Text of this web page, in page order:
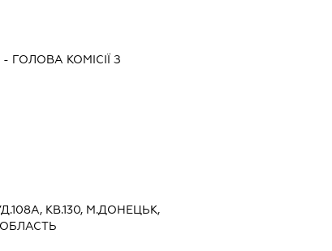
- ГОЛОВА КОМІСІЇ З
КВ.130, М.ДОНЕЦЬК,